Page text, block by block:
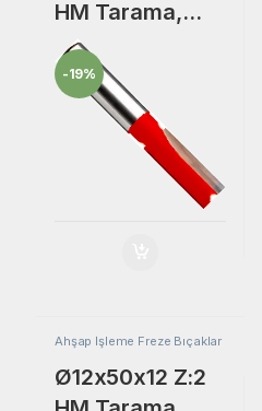
HM Tarama,
Kanal, Lamba
Yeri Açma Freze
Bıçak
-19%
Ahşap İşleme Freze Bıçaklar
Ø12x50x12 Z:2